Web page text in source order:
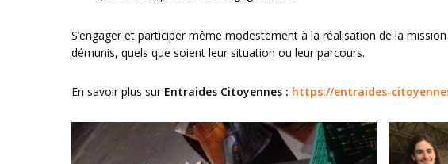
S’engager et participer même modestement à la réalisation de la
démunis, quels que soient leur situation ou leur parcours.
En savoir plus surEntraides Citoyennes : https://entraides-